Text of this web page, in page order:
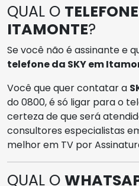
QUAL O
ITAMONTE?
Se você não é assinante e
telefone da SKY em
Você que quer contatar a
do 0800, é só ligar para o
certeza de que será
consultores especialistas
melhor em TV por
QUAL O